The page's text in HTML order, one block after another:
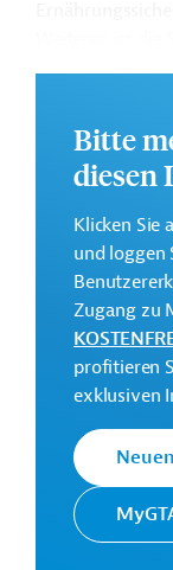
darstellt.
EBRD
.
GTAI informiert
Regularien und
Gesamtkosten:
90 Millionen
Geberbeitrag:
63 Millionen
Bitte
diesen
Klicken Sie
und loggen
Zugang zu
profitieren
exklusiven